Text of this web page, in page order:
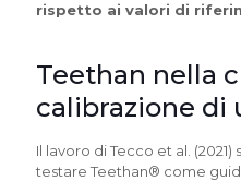
rispetto ai valori di
Teethan nella
calibrazione di
Il lavoro di Tecco et al.
testare Teethan® come